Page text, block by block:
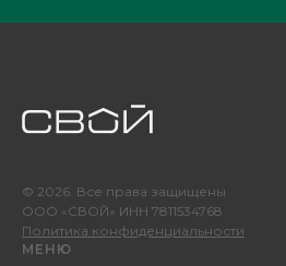
© 2026. Все права защищены
ООО «СВОЙ» ИНН 7811534768
Политика конфиденциальности
МЕНЮ